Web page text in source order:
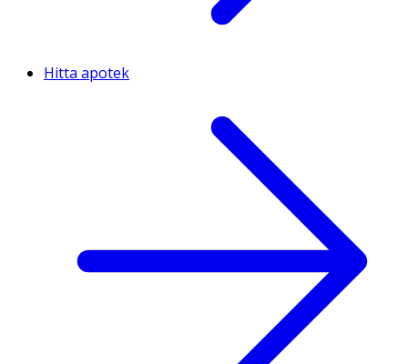
Hitta apotek